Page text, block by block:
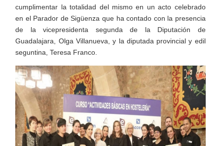
cumplimentar la totalidad del mismo en un acto celebrado
en el Parador de Sigüenza que ha contado con la presencia
de la vicepresidenta segunda de la Diputación de
Guadalajara, Olga Villanueva, y la diputada provincial y edil
seguntina, Teresa Franco.